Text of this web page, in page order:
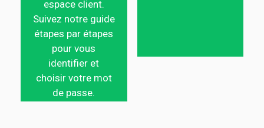
espace client.
Suivez notre guide
étapes par étapes
pour vous
identifier et
choisir votre mot
de passe.